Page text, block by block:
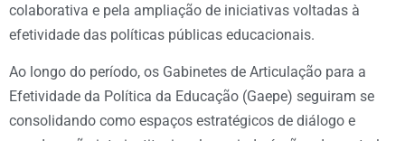
colaborativa e pela ampliação de iniciativas voltadas à
efetividade das políticas públicas educacionais.
Ao longo do período, os Gabinetes de Articulação para a
Efetividade da Política da Educação (Gaepe) seguiram se
consolidando como espaços estratégicos de diálogo e